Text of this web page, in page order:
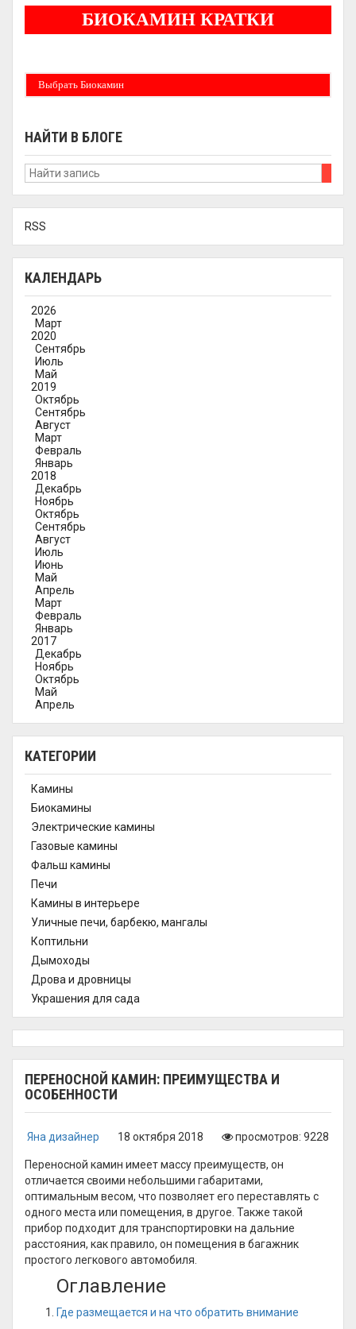
БИОКАМИН КРАТКИ
Выбрать Биокамин
НАЙТИ В БЛОГЕ
RSS
КАЛЕНДАРЬ
2026
Март
2020
Сентябрь
Июль
Май
2019
Октябрь
Сентябрь
Август
Март
Февраль
Январь
2018
Декабрь
Ноябрь
Октябрь
Сентябрь
Август
Июль
Июнь
Май
Апрель
Март
Февраль
Январь
2017
Декабрь
Ноябрь
Октябрь
Май
Апрель
КАТЕГОРИИ
Камины
Биокамины
Электрические камины
Газовые камины
Фальш камины
Печи
Камины в интерьере
Уличные печи, барбекю, мангалы
Коптильни
Дымоходы
Дрова и дровницы
Украшения для сада
ПЕРЕНОСНОЙ КАМИН: ПРЕИМУЩЕСТВА И
ОСОБЕННОСТИ
Яна дизайнер 18 октября 2018 просмотров: 9228
Переносной камин имеет массу преимуществ, он
отличается своими небольшими габаритами,
оптимальным весом, что позволяет его переставлять с
одного места или помещения, в другое. Также такой
прибор подходит для транспортировки на дальние
расстояния, как правило, он помещения в багажник
простого легкового автомобиля.
Оглавление
Где размещается и на что обратить внимание